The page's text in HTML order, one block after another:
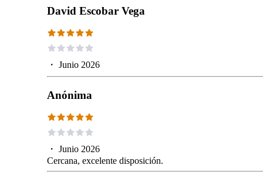
David Escobar Vega
・ Junio 2026
Anónima
・ Junio 2026
Cercana, excelente disposición.